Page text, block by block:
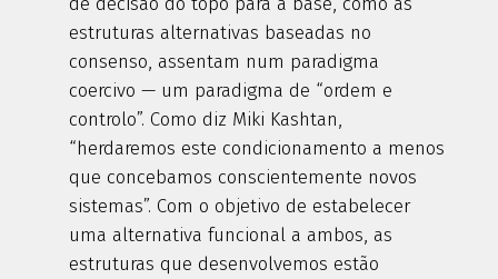
estruturas alternativas baseadas no
consenso, assentam num paradigma
coercivo — um paradigma de “ordem e
controlo”. Como diz Miki Kashtan,
“herdaremos este condicionamento a menos
que concebamos conscientemente novos
sistemas”. Com o objetivo de estabelecer
uma alternativa funcional a ambos, as
estruturas que desenvolvemos estão